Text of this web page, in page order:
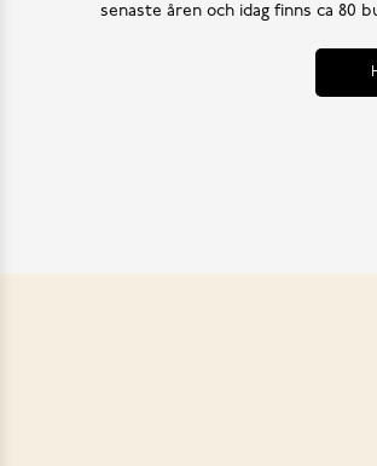
senaste åren och idag finns ca 80